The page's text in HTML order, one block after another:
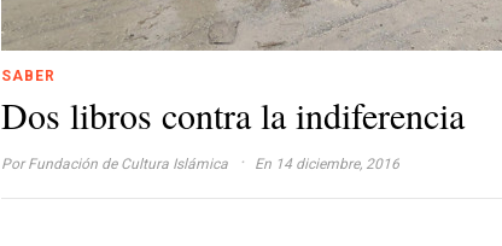
SABER
Dos libros contra la indiferencia
Por Fundación de Cultura Islámica · En 14 diciembre, 2016